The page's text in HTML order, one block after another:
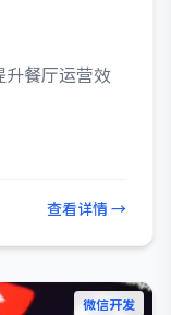
餐厅运营效
查看详情 →
微信开发